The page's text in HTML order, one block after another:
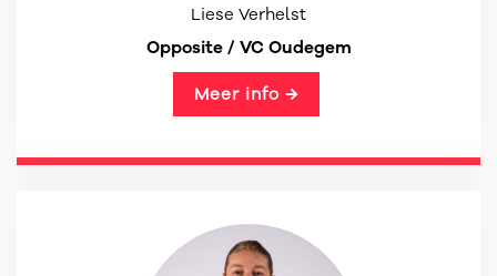
Liese Verhelst
Opposite / VC Oudegem
Meer info →